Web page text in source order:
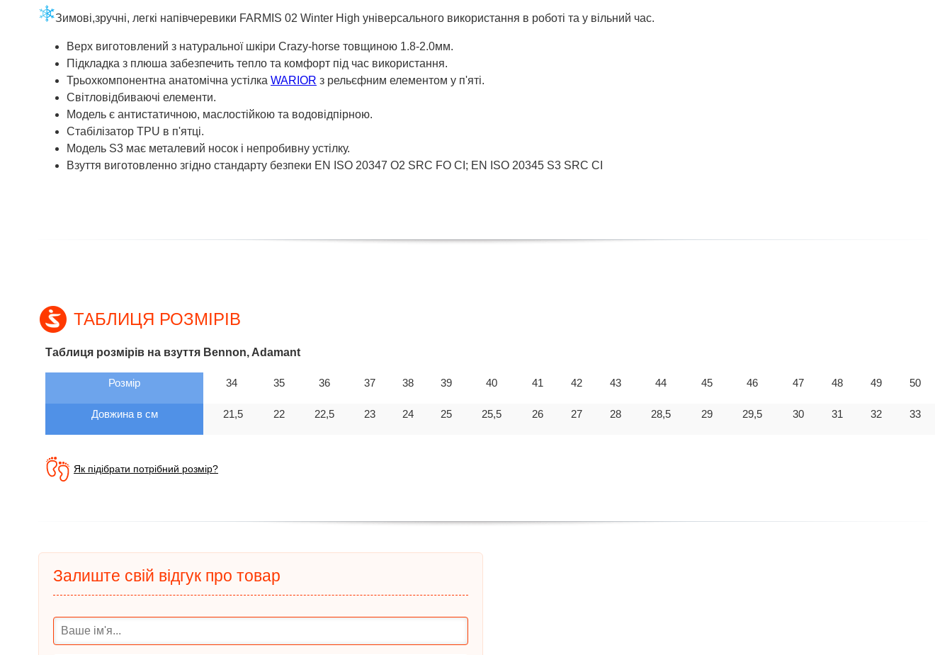
Зимові,зручні, легкі напівчеревики FARMIS 02 Winter High універсального використання в роботі та у вільний час.
Верх виготовлений з натуральної шкіри Crazy-horse товщиною 1.8-2.0мм.
Підкладка з плюша забезпечить тепло та комфорт під час використання.
Трьохкомпонентна анатомічна устілка WARIOR з рельєфним елементом у п'яті.
Світловідбиваючі елементи.
Модель є антистатичною, маслостійкою та водовідпірною.
Стабілізатор TPU в п'ятці.
Модель S3 має металевий носок і непробивну устілку.
Взуття виготовленно згідно стандарту безпеки EN ISO 20347 O2 SRC FO СІ; EN ISO 20345 S3 SRC СІ
ТАБЛИЦЯ РОЗМІРІВ
Таблиця розмірів на взуття Bennon, Adamant
Розмір 34 35 36 37 38 39 40 41 42 43 44 45 46 47 48 49 50
Довжина в см 21,5 22 22,5 23 24 25 25,5 26 27 28 28,5 29 29,5 30 31 32 33
Як підібрати потрібний розмір?
Залиште свій відгук про товар